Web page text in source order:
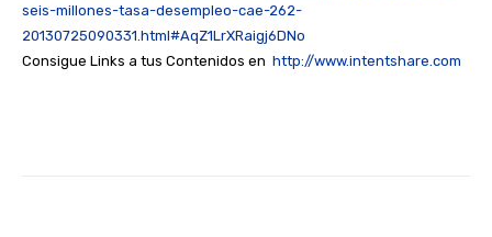
seis-millones-tasa-desempleo-cae-262-
20130725090331.html#AqZ1LrXRaigj6DNo
Consigue Links a tus Contenidos en http://www.intentshare.com